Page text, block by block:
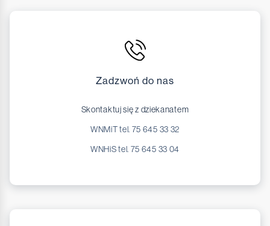
Zadzwoń do nas
Skontaktuj się z dziekanatem
WNMiT tel. 75 645 33 32
WNHiS tel. 75 645 33 04